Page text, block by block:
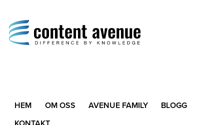
Difference by Knowledge
HEM OM OSS AVENUE FAMILY
BLOGG